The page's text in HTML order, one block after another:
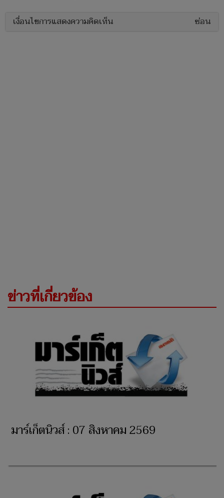
เงื่อนไขการแสดงความคิดเห็น ซ่อน
ข่าวที่เกี่ยวข้อง
มาร์เก็ตนิวส์ : 07 สิงหาคม 2569